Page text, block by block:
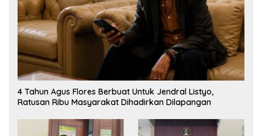
4 Tahun Agus Flores Berbuat Untuk Jendral Listyo,
Ratusan Ribu Masyarakat Dihadirkan Dilapangan